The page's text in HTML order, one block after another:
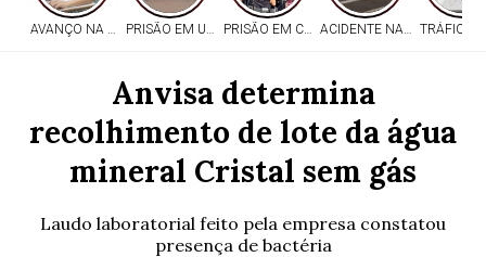
AVANÇO NA EDUCAÇÃOPRISÃO EM UMUARAMAPRISÃO EM CASCAVELACIDENTE NA PR-323TRÁFICO
Anvisa determina
recolhimento de lote da água
mineral Cristal sem gás
Laudo laboratorial feito pela empresa constatou
presença de bactéria